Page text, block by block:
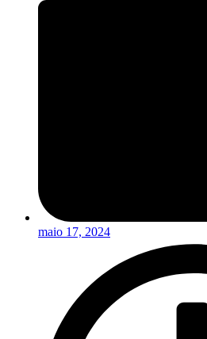
maio 17, 2024